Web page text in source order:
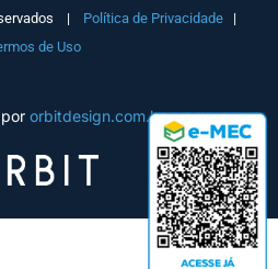
| Política de Privacidade|
de Uso
orbitdesign.com.br